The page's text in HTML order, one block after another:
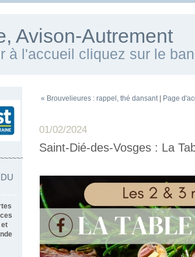
Avison-Autrement
à l'accueil cliquez sur le
« Brouvelieures : rappel, thé dansant| Page
01/02/2024
Saint-Dié-des-Vosges : La